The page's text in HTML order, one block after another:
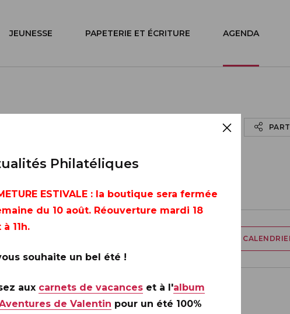
JEUNESSE PAPETERIE ET ÉCRITURE AGENDA
AJOUTER À MON
Philatéliques
ESTIVALE : la boutique sera fermée
du 10 août. Réouverture mardi 18
11h.
souhaite un bel été !
aux carnets de vacances et à l'album
de Valentin pour un été 100%